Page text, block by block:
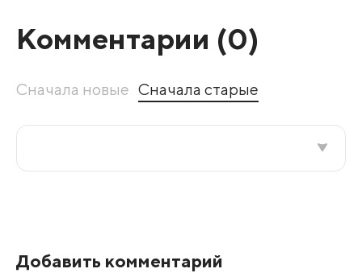
Комментарии (0)
Сначала новые Сначала старые
Добавить комментарий